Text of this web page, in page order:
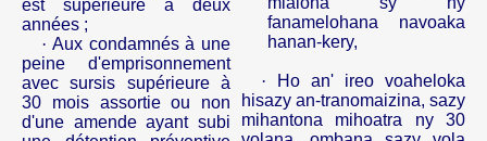
est supérieure à deux
années ;
· Aux condamnés à une
peine d'emprisonnement
avec sursis supérieure à
30 mois assortie ou non
d'une amende ayant subi
fanamelohana navoaka
hanan-kery,
· Ho an' ireo voaheloka
hisazy an-tranomaizina, sazy
mihantona mihoatra ny 30